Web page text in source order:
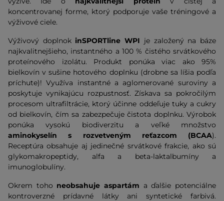
koncentrovanej forme, ktorý podporuje vaše tréningové a
výživové ciele.
Výživový doplnok inSPORTline WPI je založený na báze
najkvalitnejšieho, instantného a 100 % čistého srvátkového
proteínového izolátu. Produkt ponúka viac ako 95%
bielkovín v sušine hotového doplnku (drobne sa líšia podľa
príchute)! Využíva instantné a aglomerované suroviny a
poskytuje vynikajúcu rozpustnosť. Získava sa pokročilým
procesom ultrafiltrácie, ktorý účinne oddeľuje tuky a cukry
od bielkovín, čím sa zabezpečuje čistota doplnku. Výrobok
ponúka vysokú biodiverzitu a veľké množstvo
aminokyselín s rozvetveným reťazcom (BCAA).
Receptúra obsahuje aj jedinečné srvátkové frakcie, ako sú
glykomakropeptidy, alfa a beta-laktalbumíny a
imunoglobulíny.
Okrem toho neobsahuje aspartám a ďalšie potenciálne
kontroverzné prídavné látky ani syntetické farbivá.